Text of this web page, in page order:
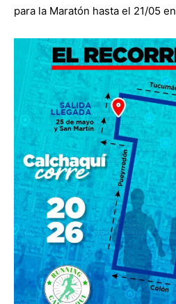
para la Maratón hasta el 21/05 en